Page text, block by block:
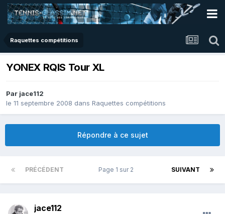
Raquettes compétitions
YONEX RQIS Tour XL
Par jace112
le 11 septembre 2008 dans Raquettes compétitions
Répondre à ce sujet
PRÉCÉDENT SUIVANT
Page 1 sur 2
jace112